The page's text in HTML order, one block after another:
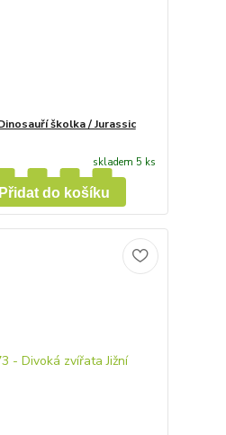
školka / Jurassic
skladem 5 ks
Přidat do košíku